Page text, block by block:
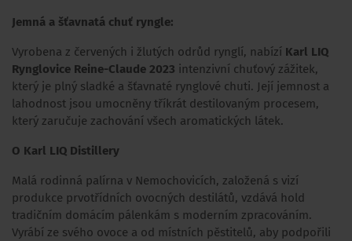
Jemná a šťavnatá chuť ryngle:
Vyrobena z červených i žlutých odrůd rynglí, nabízí Karl LIQ
Rynglovice Reine-Claude 2023 intenzivní chuťový zážitek,
který je plný sladké a šťavnaté rynglové chuti. Její jemnost a
lahodnost jsou umocněny tříkrát destilovaným procesem,
který zaručuje zachování všech aromatických látek.
O Karl LIQ Distillery
Malá rodinná palírna v Nemochovicích, založená s vizí
produkce prvotřídních ovocných destilátů, vzdává hold
tradičním domácím pálenkám s moderním zpracováním.
Vyrábí ze svého ovoce a od místních pěstitelů, aby podpořili